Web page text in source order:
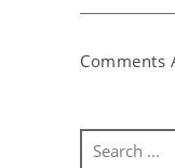
Comments